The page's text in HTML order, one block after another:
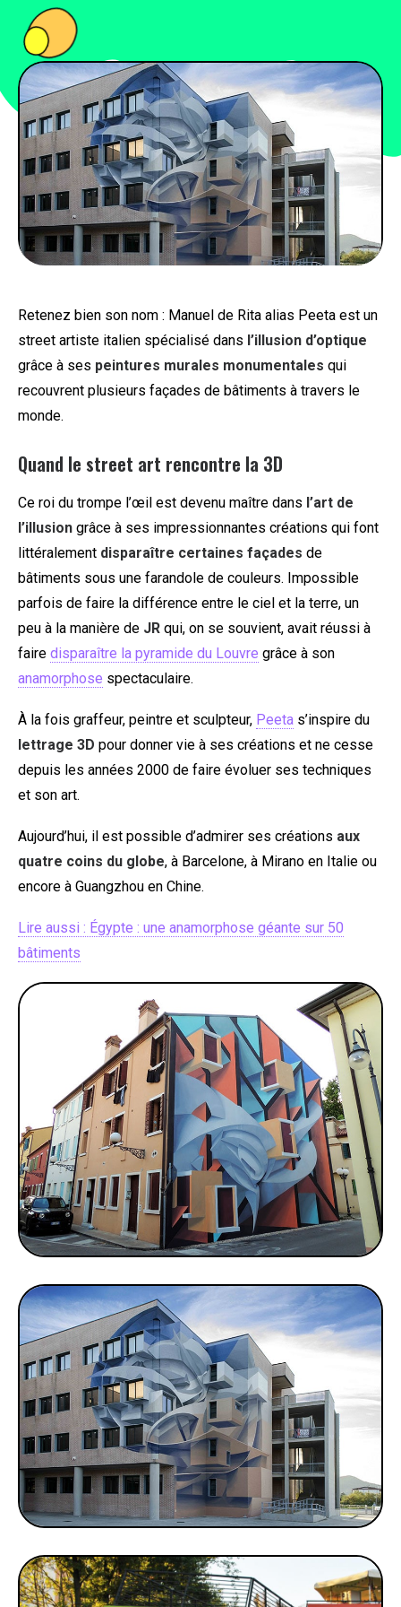
FOOD
BONS PLANS
SOUTENEZ KULTT
Retenez bien son nom : Manuel de Rita alias Peeta est un
street artiste italien spécialisé dans l’illusion d’optique
grâce à ses peintures murales monumentales qui
recouvrent plusieurs façades de bâtiments à travers le
monde.
Quand le street art rencontre la 3D
Ce roi du trompe l’œil est devenu maître dans l’art de
l’illusion grâce à ses impressionnantes créations qui font
littéralement disparaître certaines façades de
bâtiments sous une farandole de couleurs. Impossible
parfois de faire la différence entre le ciel et la terre, un
peu à la manière de JR qui, on se souvient, avait réussi à
faire disparaître la pyramide du Louvre grâce à son
anamorphose spectaculaire.
À la fois graffeur, peintre et sculpteur, Peeta s’inspire du
lettrage 3D pour donner vie à ses créations et ne cesse
depuis les années 2000 de faire évoluer ses techniques
et son art.
Aujourd’hui, il est possible d’admirer ses créations aux
quatre coins du globe, à Barcelone, à Mirano en Italie ou
encore à Guangzhou en Chine.
Lire aussi : Égypte : une anamorphose géante sur 50
bâtiments